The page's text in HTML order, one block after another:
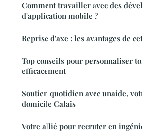
Comment travailler avec des
d'application mobile ?
Reprise d'axe : les avantages de
Top conseils pour personnaliser
efficacement
Soutien quotidien avec unaide,
domicile Calais
Votre allié pour recruter en